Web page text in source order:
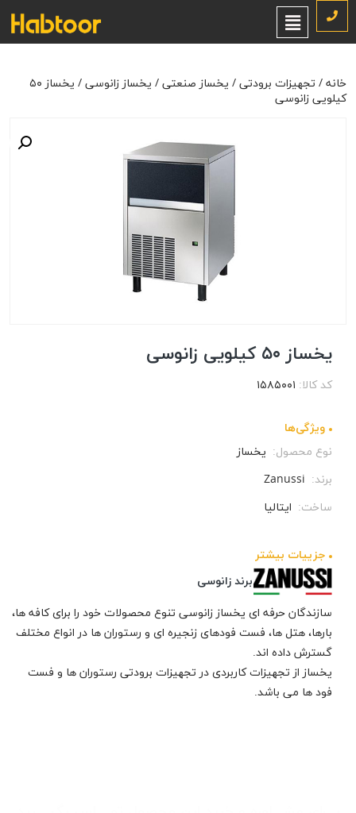
خانه/ تجهیزات برودتی
زانوسی
خانه / تجهیزات برودتی / یخساز صنعتی / یخساز زانوسی
/ یخساز ۵۰
کیلویی زانوسی
یخساز ۵۰ کیلویی زانوسی
برند زانوسی
سازندگان حرفه ای یخساز زانوسی تنوع محصولات خود را برای کافه ها،
بارها، هتل ها، فست فودهای زنجیره ای و رستوران ها در انواع مختلف
گسترش داده اند.
یخساز از تجهیزات کاربردی در تجهیزات برودتی رستوران ها و فست
فود ها می باشد.
کد کالا: ۱۵۸۵۰۰۱
ویژگی‌ها
نوع محصول: یخساز
برند: Zanussi
ساخت: ایتالیا
جزيیات بیشتر